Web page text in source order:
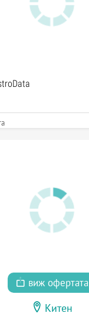
виж офертата
Китен